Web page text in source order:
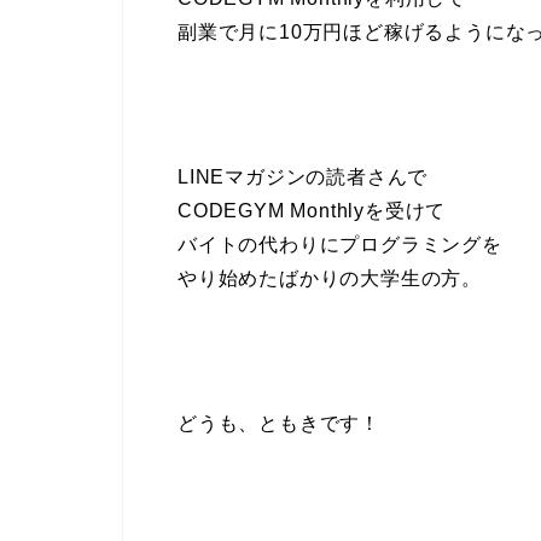
副業で月に10万円ほど稼げるようにな
LINEマガジンの読者さんで
CODEGYM Monthlyを受けて
バイトの代わりにプログラミングを
やり始めたばかりの大学生の方。
どうも、ともきです！